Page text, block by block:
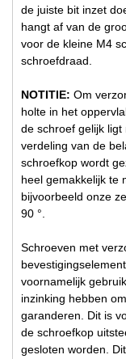
de juiste bit inzet
hangt af van de
voor de kleine M4
schroefdraad.
NOTITIE: Om
holte in het
de schroef gelijk
verdeling van de
schroefkop wordt
heel gemakkelijk te
bijvoorbeeld onze
90 °.
Schroeven met
voornamelijk
inzinking hebben
garanderen. Dit is
de schroefkop
gesloten worden.